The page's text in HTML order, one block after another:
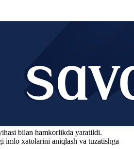
bilan hamkorlikda yaratildi.
imlo xatolarini aniqlash va tuzatishga